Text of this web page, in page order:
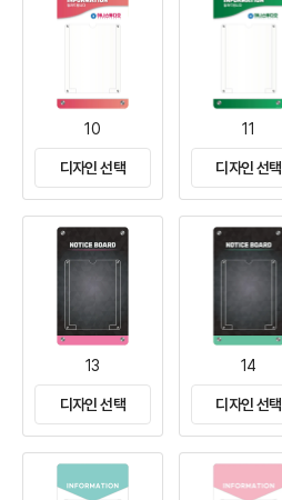
10
디자인 선택
11
디자인 선택
13
디자인 선택
14
디자인 선택